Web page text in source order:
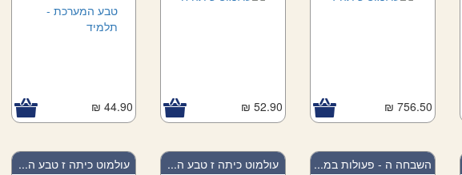
756.50 ₪
52.90 ₪
44.90 ₪
השבחה ה - פעולות במ... עולמוט כיתה ז טבע ה... עולמוט כיתה ז טבע ה...